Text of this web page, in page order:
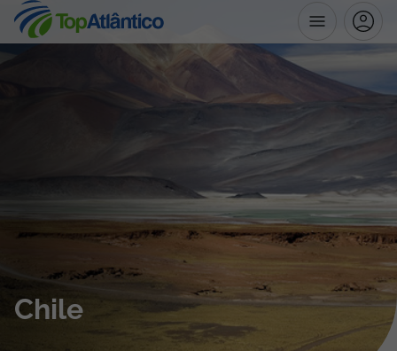
Hotéis
Voos + Hotel
Disneyland ® Paris
Chile